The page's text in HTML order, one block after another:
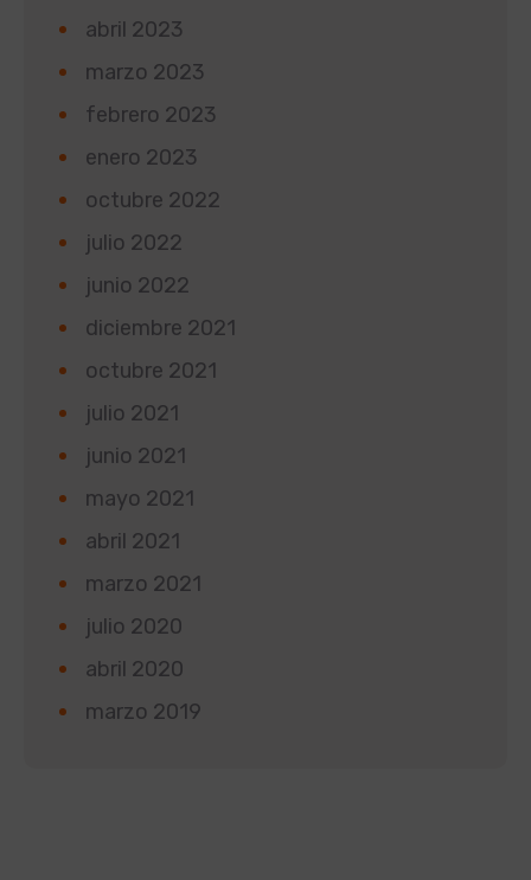
abril 2023
marzo 2023
febrero 2023
enero 2023
octubre 2022
julio 2022
junio 2022
diciembre 2021
octubre 2021
julio 2021
junio 2021
mayo 2021
abril 2021
marzo 2021
julio 2020
abril 2020
marzo 2019